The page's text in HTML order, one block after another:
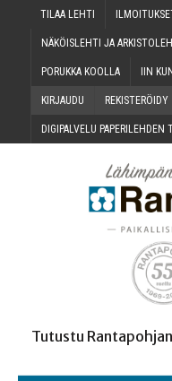
TILAA LEH­TI
NÄKÖIS­LEH­TI JA
PORUK­KA KOOLLA IIN
KIR­JAU­DU REKIS­TE­RÖI­DY
DIGI­PAL­VE­LU PAPE­RI­LEH­DEN
Tutustu